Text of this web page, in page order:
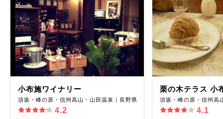
小布施ワイナリー
須坂・峰の原・信州高山・山田温泉｜長野県
4.2
栗の木テラス 小
須坂・峰の原・信州高
4.1